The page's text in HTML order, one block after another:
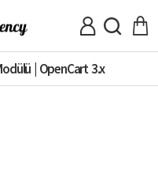
| OpenCart 3.x